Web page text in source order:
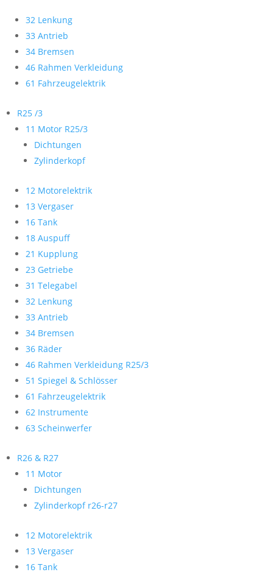
32 Lenkung
33 Antrieb
34 Bremsen
46 Rahmen Verkleidung
61 Fahrzeugelektrik
R25 /3
11 Motor R25/3
Dichtungen
Zylinderkopf
12 Motorelektrik
13 Vergaser
16 Tank
18 Auspuff
21 Kupplung
23 Getriebe
31 Telegabel
32 Lenkung
33 Antrieb
34 Bremsen
36 Räder
46 Rahmen Verkleidung R25/3
51 Spiegel & Schlösser
61 Fahrzeugelektrik
62 Instrumente
63 Scheinwerfer
R26 & R27
11 Motor
Dichtungen
Zylinderkopf r26-r27
12 Motorelektrik
13 Vergaser
16 Tank